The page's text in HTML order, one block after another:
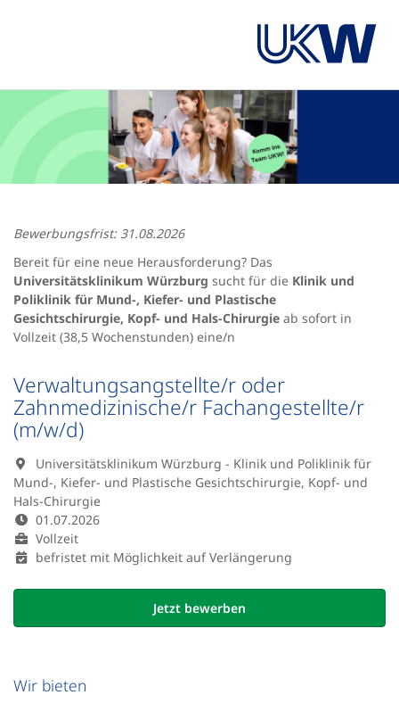
Verwaltungsangstellte/r oder
Zahnmedizinische/r Fachangestellte/r
(m/w/d)
Universitätsklinikum Würzburg - Klinik und Poliklinik für
Mund-, Kiefer- und Plastische Gesichtschirurgie, Kopf- und
Hals-Chirurgie
01.07.2026
Vollzeit
befristet mit Möglichkeit auf Verlängerung
Jetzt bewerben
Bewerbungsfrist: 31.08.2026
Bereit für eine neue Herausforderung? Das
Universitätsklinikum Würzburg sucht für die Klinik und
Poliklinik für Mund-, Kiefer- und Plastische
Gesichtschirurgie, Kopf- und Hals-Chirurgie ab sofort in
Vollzeit (38,5 Wochenstunden) eine/n
Wir bieten